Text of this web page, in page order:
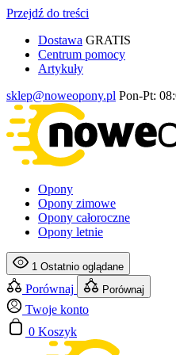
Przejdź do treści
Dostawa GRATIS
Centrum pomocy
Artykuły
sklep@noweopony.pl Pon-Pt:
Opony
Opony zimowe
Opony całoroczne
Opony letnie
1 Ostatnio oglądane
Porównaj Porównaj
Twoje konto
0 Koszyk